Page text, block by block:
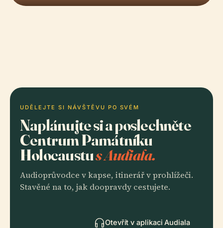
UDĚLEJTE SI NÁVŠTĚVU PO SVÉM
Naplánujte si a poslechněte
Centrum Památníku
Holocaustus Audiala.
Audioprůvodce v kapse, itinerář v prohlížeči.
Stavěné na to, jak doopravdy cestujete.
Otevřít v aplikaci Audiala